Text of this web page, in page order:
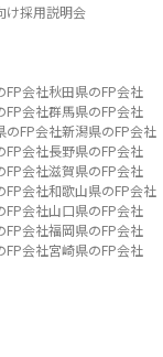
け採用説明会
FP会社秋田県のFP会社
FP会社群馬県のFP会社
のFP会社新潟県のFP会社
FP会社長野県のFP会社
FP会社滋賀県のFP会社
FP会社和歌山県のFP会社
FP会社山口県のFP会社
FP会社福岡県のFP会社
FP会社宮崎県のFP会社